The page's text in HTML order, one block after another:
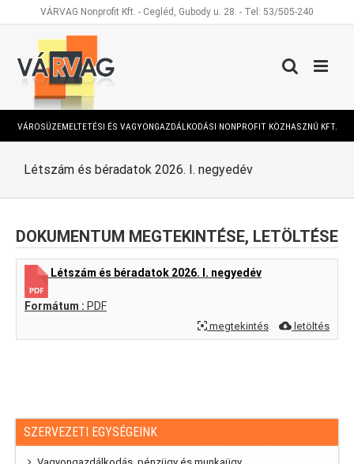
KihagyásVÁRVAG Nonprofit Kft. - Cegléd, Gubody u. 28. - Tel: 53/505-240
VÁROSÜZEMELTETÉSI ÉS VAGYONGAZDÁLKODÁSI NONPROFIT KÖZHASZNÚ KFT.
Létszám és béradatok 2026. I. negyedév
DOKUMENTUM MEGTEKINTÉSE, LETÖLTÉSE
Létszám és béradatok 2026. I. negyedév
Formátum : PDF
megtekintés letöltés
SZERVEZETI EGYSÉGEINK